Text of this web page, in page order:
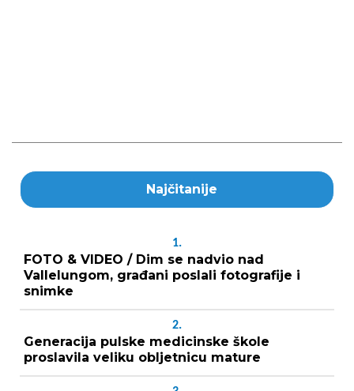
Najčitanije
1.
FOTO & VIDEO / Dim se nadvio nad
Vallelungom, građani poslali fotografije i
snimke
2.
Generacija pulske medicinske škole
proslavila veliku obljetnicu mature